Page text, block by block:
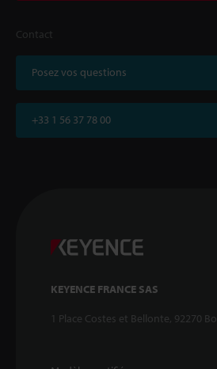
Contact
Posez vos questions
+33 1 56 37 78 00
KEYENCE FRANCE SAS
1 Place Costes et Bellonte, 92270